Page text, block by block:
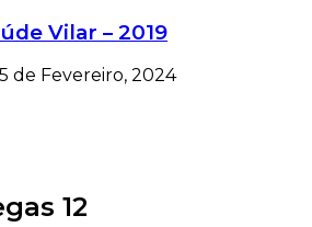
Vilar – 2019
5 de Fevereiro, 2024
12